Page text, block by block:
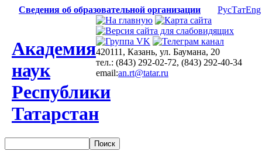
Сведения об образовательной организации РусТатEng
Академия
наук
Республики
Татарстан
420111, Казань, ул. Баумана, 20
тел.: (843) 292-02-72, (843) 292-40-34
email:an.rt@tatar.ru